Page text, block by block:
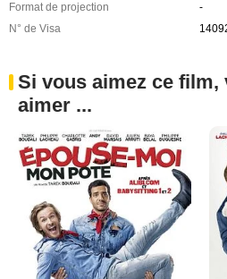
Format de projection
-
N° de Visa
Si vous aimez ce film,
aimer ...